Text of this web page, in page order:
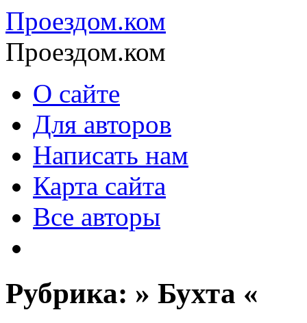
Проездом.ком
Проездом.ком
О сайте
Для авторов
Написать нам
Карта сайта
Все авторы
Рубрика: » Бухта «